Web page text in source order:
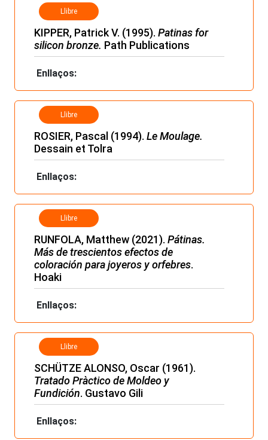
Llibre
KIPPER, Patrick V. (1995). Patinas for
silicon bronze. Path Publications
Enllaços:
Llibre
ROSIER, Pascal (1994). Le Moulage.
Dessain et Tolra
Enllaços:
Llibre
RUNFOLA, Matthew (2021). Pátinas.
Más de trescientos efectos de
coloración para joyeros y orfebres.
Hoaki
Enllaços:
Llibre
SCHÜTZE ALONSO, Oscar (1961).
Tratado Pràctico de Moldeo y
Fundición. Gustavo Gili
Enllaços: